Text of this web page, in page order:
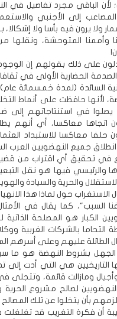
لأن الباقي مجرد تفاصيل في
المصاعب إلى الأجنبي
ولا يرون فيه بأسا ولا
وأممنا المتوحشة، ونقلها
على ذلك بقولهم إن
الحضارية الأولى في
السائدة (لمدة خمسمائة
لأنها حافظت على أنماط
في استنتاجاتهم إلى
اتجاها معاكسا، أي أنهم
حلفا معاكسا للاستبداد
جميع النهضويين العرب
في تحقيق أي اقتراب من قضية
والرئيسي فيها هو نقل
والحرية والسيادة
الاستغراب حول لماذا هذا
السبب"، كما يقال في
الكبار هو المصلحة الذاتية
التحاما بالشركات الغربية
الطائلة عليهم وعلى أسرهم
بشروط النهضة هو ما سبب
التاريخيين هي التي أدت
وأجيال ومازالت قائمة،
لصالح مشروع
بأن يتخلوا عن تلك
أن فكرة التغريب قد